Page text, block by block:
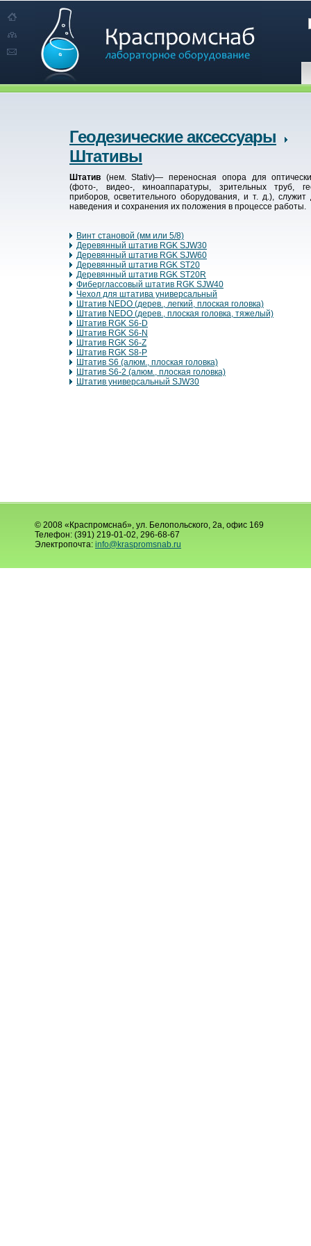
Геодезические аксессуары
Штативы
Штатив (нем. Stativ)— переносная опора для
(фото-, видео-, киноаппаратуры, зрительных труб,
приборов, осветительного оборудования, и т. д.), служит
наведения и сохранения их положения в процессе работы.
Винт становой (мм или 5/8)
Деревянный штатив RGK SJW30
Деревянный штатив RGK SJW60
Деревянный штатив RGK ST20
Деревянный штатив RGK ST20R
Фиберглассовый штатив RGK SJW40
Чехол для штатива универсальный
Штатив NEDO (дерев., легкий, плоская головка)
Штатив NEDO (дерев., плоская головка, тяжелый)
Штатив RGK S6-D
Штатив RGK S6-N
Штатив RGK S6-Z
Штатив RGK S8-P
Штатив S6 (алюм., плоская головка)
Штатив S6-2 (алюм., плоская головка)
Штатив универсальный SJW30
© 2008 «Краспромснаб», ул. Белопольского, 2а, офис 169
Телефон: (391) 219-01-02, 296-68-67
Электропочта: info@kraspromsnab.ru